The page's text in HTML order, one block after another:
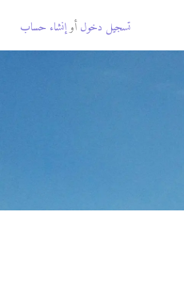
تسجيل دخول أوإنشاء حساب